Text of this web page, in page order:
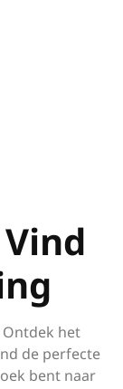
Ontdek het
de perfecte
bent naar